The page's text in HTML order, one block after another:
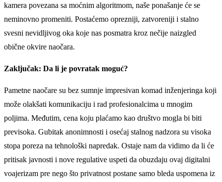
kamera povezana sa moćnim algoritmom, naše ponašanje će se
neminovno promeniti. Postaćemo oprezniji, zatvoreniji i stalno
svesni nevidljivog oka koje nas posmatra kroz nečije naizgled
obične okvire naočara.
Zaključak: Da li je povratak moguć?
Pametne naočare su bez sumnje impresivan komad inženjeringa koji
može olakšati komunikaciju i rad profesionalcima u mnogim
poljima. Međutim, cena koju plaćamo kao društvo mogla bi biti
previsoka. Gubitak anonimnosti i osećaj stalnog nadzora su visoka
stopa poreza na tehnološki napredak. Ostaje nam da vidimo da li će
pritisak javnosti i nove regulative uspeti da obuzdaju ovaj digitalni
voajerizam pre nego što privatnost postane samo bleda uspomena iz